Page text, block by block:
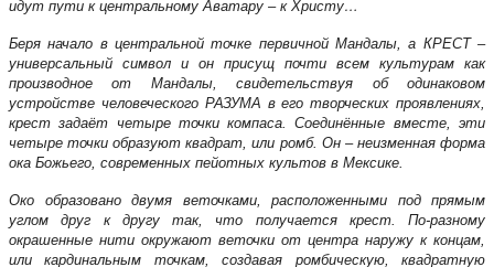
идут пути к центральному Аватару – к Христу…
Беря начало в центральной точке первичной Мандалы, а КРЕСТ –
универсальный символ и он присущ почти всем культурам как
производное от Мандалы, свидетельствуя об одинаковом
устройстве человеческого РАЗУМА в его творческих проявлениях,
крест задаёт четыре точки компаса. Соединённые вместе, эти
четыре точки образуют квадрат, или ромб. Он – неизменная форма
ока Божьего, современных пейотных культов в Мексике.
Око образовано двумя веточками, расположенными под прямым
углом друг к другу так, что получается крест. По-разному
окрашенные нити окружают веточки от центра наружу к концам,
или кардинальным точкам, создавая ромбическую, квадратную